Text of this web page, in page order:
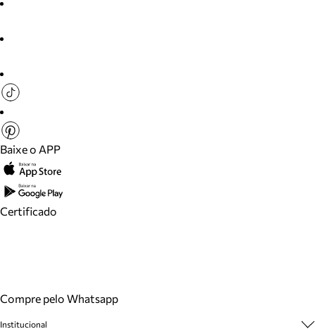
Baixe o APP
Certificado
Compre pelo Whatsapp
Institucional